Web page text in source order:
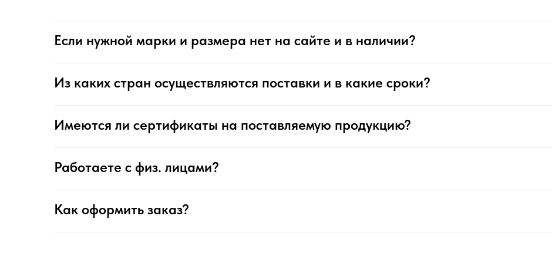
Если нужной марки и размера нет на сайте и в наличии?
Из каких стран осуществляются поставки и в какие сроки?
Имеются ли сертификаты на поставляемую продукцию?
Работаете с физ. лицами?
Как оформить заказ?